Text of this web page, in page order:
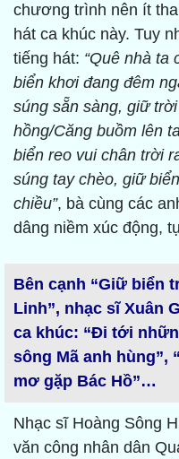
chương trình nên ít
hát ca khúc này. Tuy
tiếng hát: “Quê nhà ta
biển khơi đang đêm
súng sẵn sàng, giữ
hồng/Căng buồm lên
biển reo vui chân trời
súng tay chèo, giữ
chiều”, bà cùng các
dâng niềm xúc động,
Bên cạnh “Giữ biển
Linh”, nhạc sĩ Xuân
ca khúc: “Đi tới
sông Mã anh hùng”,
mơ gặp Bác Hồ”…
Nhạc sĩ Hoàng Sông
văn công nhân dân